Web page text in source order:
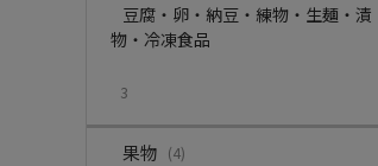
豆腐・卵・納豆・練物・生麺・漬
物・冷凍食品
3
果物 (4)